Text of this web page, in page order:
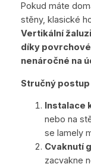
Pokud máte
stěny, klasické
Vertikální
díky
nenáročné na
Stručný
Instalace
nebo na
se lamely
Cvaknutí
zacvakne